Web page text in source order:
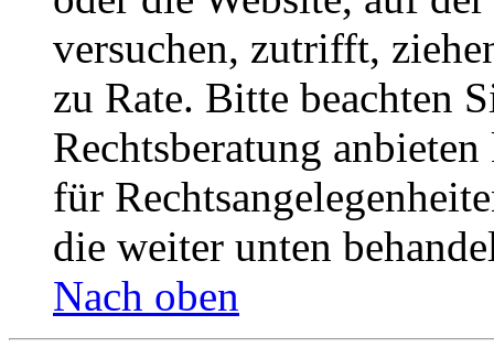
versuchen, zutrifft,
zu Rate. Bitte beachten
Rechtsberatung
für
die weiter unten
Nach oben